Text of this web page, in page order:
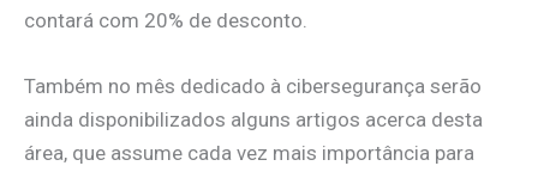
contará com 20% de desconto.
Também no mês dedicado à cibersegurança serão
ainda disponibilizados alguns artigos acerca desta
área, que assume cada vez mais importância para